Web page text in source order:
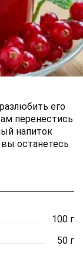
его
перенестись
напиток
останетесь
100 г
50 г